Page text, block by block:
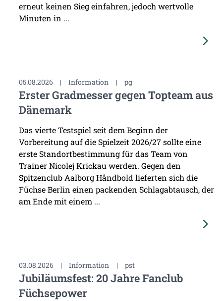
erneut keinen Sieg einfahren, jedoch wertvolle
Minuten in ...
05.08.2026 | Information | pg
Erster Gradmesser gegen Topteam aus
Dänemark
Das vierte Testspiel seit dem Beginn der
Vorbereitung auf die Spielzeit 2026/27 sollte eine
erste Standortbestimmung für das Team von
Trainer Nicolej Krickau werden. Gegen den
Spitzenclub Aalborg Håndbold lieferten sich die
Füchse Berlin einen packenden Schlagabtausch, der
am Ende mit einem ...
03.08.2026 | Information | pst
Jubiläumsfest: 20 Jahre Fanclub
Füchsepower